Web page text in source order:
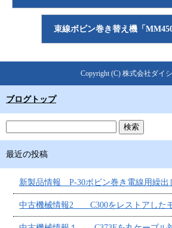
束線ボビン巻き替え機「
Copyright (C) 株式会社ダイ
ブログトップ
最近の投稿
新製品情報 P-30ボビン巻き電線用繰出
中古機械情報2 C300をレストアした